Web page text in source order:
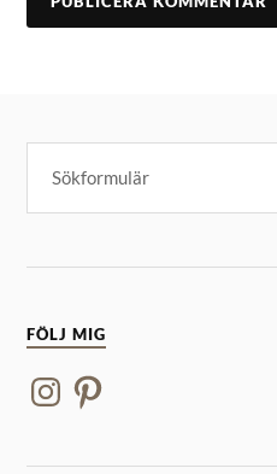
FÖLJ MIG